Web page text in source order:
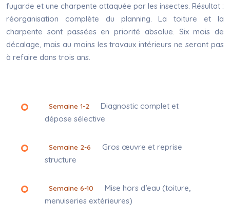
fuyarde et une charpente attaquée par les insectes. Résultat :
réorganisation complète du planning. La toiture et la
charpente sont passées en priorité absolue. Six mois de
décalage, mais au moins les travaux intérieurs ne seront pas
à refaire dans trois ans.
Semaine 1-2
Diagnostic complet et
dépose sélective
Semaine 2-6
Gros œuvre et reprise
structure
Semaine 6-10
Mise hors d’eau (toiture,
menuiseries extérieures)